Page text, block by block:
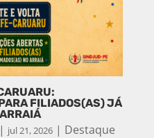
FILIADOS(AS) JÁ
jul 21, 2026| Destaque